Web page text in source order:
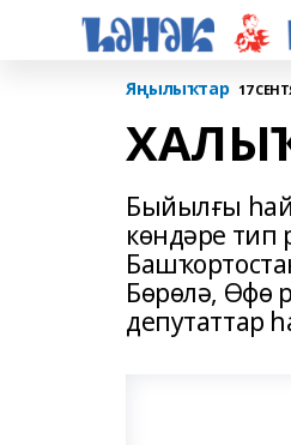
Яңылыҡтар 17
Быйылғы
көндәре тип
Бөрөлә, Өфө
депутаттар